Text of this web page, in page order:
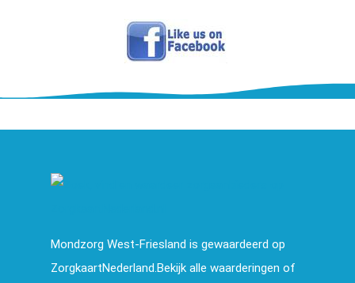
Mondzorg West-Friesland is gewaardeerd op
ZorgkaartNederland.Bekijk alle waarderingen of